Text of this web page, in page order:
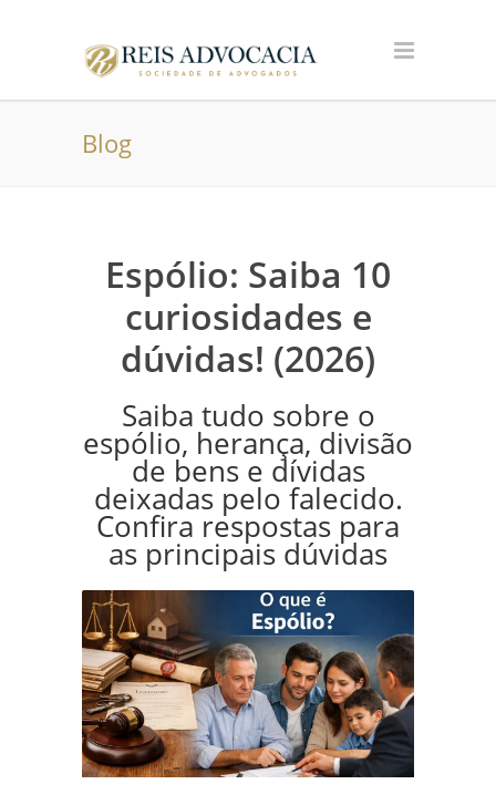
Blog
Espólio: Saiba 10
curiosidades e
dúvidas! (2026)
Saiba tudo sobre o
espólio, herança, divisão
de bens e dívidas
deixadas pelo falecido.
Confira respostas para
as principais dúvidas